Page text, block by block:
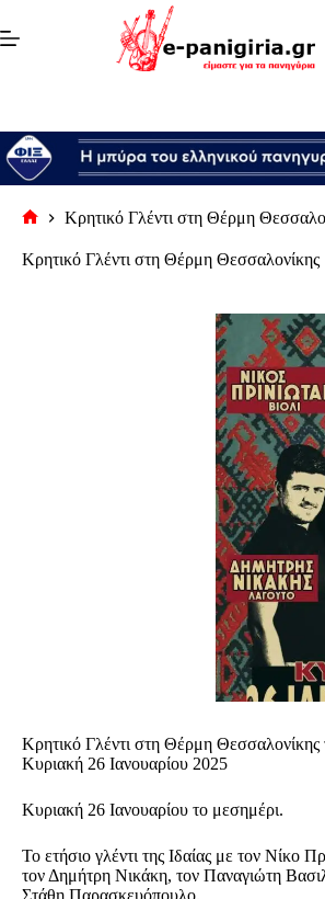
στο
περιεχόμενο
σελίδα
Κρητικό Γλέντι στη Θέρμη
Κρητικό Γλέντι στη Θέρμη Θεσσαλονίκης
Κρητικό Γλέντι στη Θέρμη Θεσσαλονίκης
Κυριακή 26 Ιανουαρίου 2025
Κυριακή 26 Ιανουαρίου το μεσημέρι.
Το ετήσιο γλέντι της Ιδαίας με τον Νίκο
τον Δημήτρη Νικάκη, τον Παναγιώτη